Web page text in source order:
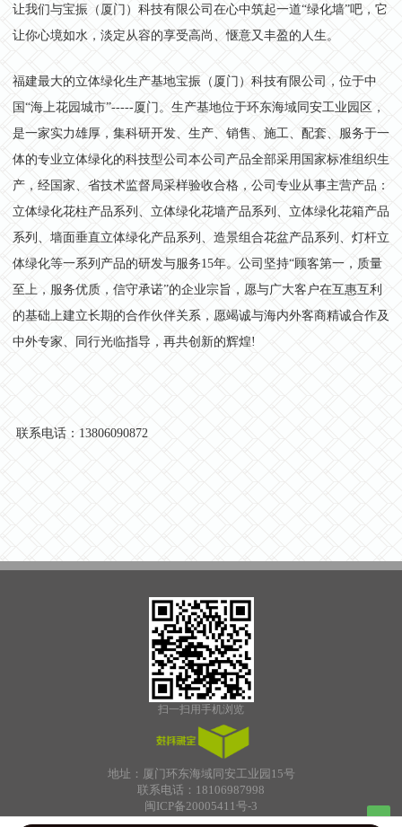
让我们与宝振（厦门）科技有限公司在心中筑起一道“绿化墙”吧，它
让你心境如水，淡定从容的享受高尚、惬意又丰盈的人生。
福建最大的立体绿化生产基地宝振（厦门）科技有限公司，位于中
国“海上花园城市”-----厦门。生产基地位于环东海域同安工业园区，
是一家实力雄厚，集科研开发、生产、销售、施工、配套、服务于一
体的专业立体绿化的科技型公司本公司产品全部采用国家标准组织生
产，经国家、省技术监督局采样验收合格，公司专业从事主营产品：
立体绿化花柱产品系列、立体绿化花墙产品系列、立体绿化花箱产品
系列、墙面垂直立体绿化产品系列、造景组合花盆产品系列、灯杆立
体绿化等一系列产品的研发与服务15年。公司坚持“顾客第一，质量
至上，服务优质，信守承诺”的企业宗旨，愿与广大客户在互惠互利
的基础上建立长期的合作伙伴关系，愿竭诚与海内外客商精诚合作及
中外专家、同行光临指导，再共创新的辉煌!
联系电话：13806090872
Top
扫一扫用手机浏览
地址：厦门环东海域同安工业园15号
联系电话：18106987998
闽ICP备20005411号-3